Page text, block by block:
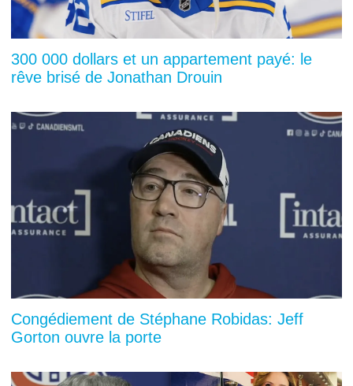
300 000 dollars et un appartement payé: le
rêve brisé de Jonathan Drouin
Congédiement de Stéphane Robidas: Jeff
Gorton ouvre la porte